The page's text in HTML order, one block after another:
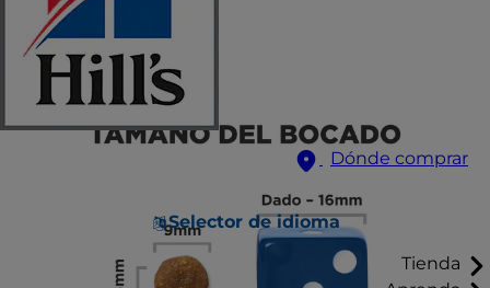
Dónde comprar
Selector de idioma
Tienda